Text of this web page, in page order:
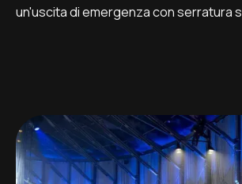
un'uscita di emergenza con serratura